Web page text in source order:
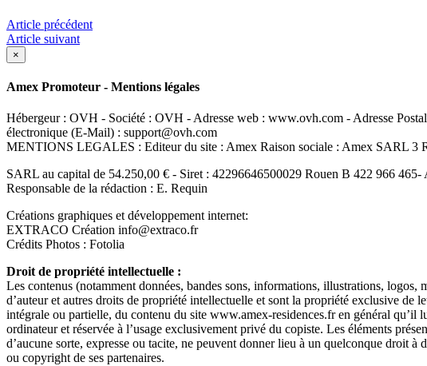
Article précédent
Article suivant
×
Amex Promoteur - Mentions légales
Hébergeur : OVH - Société : OVH - Adresse web : www.ovh.com - Adresse
électronique (E-Mail) : support@ovh.com
MENTIONS LEGALES : Editeur du site : Amex Raison sociale : Amex SARL
SARL au capital de 54.250,00 € - Siret : 42296646500029 Rouen B 422 966
Responsable de la rédaction : E. Requin
Créations graphiques et développement internet:
EXTRACO Création info@extraco.fr
Crédits Photos : Fotolia
Droit de propriété intellectuelle :
Les contenus (notamment données, bandes sons, informations, illustrations,
d’auteur et autres droits de propriété intellectuelle et sont la propriété exclusive
intégrale ou partielle, du contenu du site www.amex-residences.fr en général qu’il
ordinateur et réservée à l’usage exclusivement privé du copiste. Les éléments
d’aucune sorte, expresse ou tacite, ne peuvent donner lieu à un quelconque droit
ou copyright de ses partenaires.